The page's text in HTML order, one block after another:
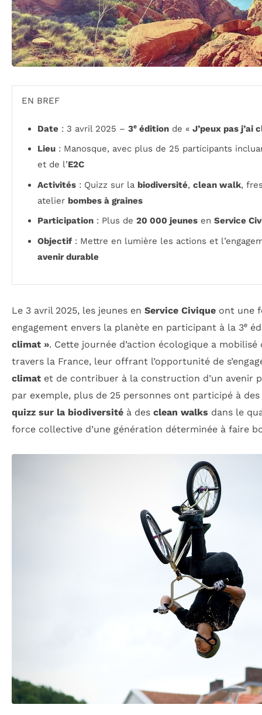
EN BREF
Date : 3 avril 2025 – 3ᵉ édition de « J’peux pas j’ai
Lieu : Manosque, avec plus de 25 participants
et de l’E2C
Activités : Quizz sur la biodiversité, clean walk,
atelier bombes à graines
Participation : Plus de 20 000 jeunes en Service
Objectif : Mettre en lumière les actions et
avenir durable
Le 3 avril 2025, les jeunes en Service Civique ont une
engagement envers la planète en participant à la 3ᵉ
climat ». Cette journée d’action écologique a mobilisé
travers la France, leur offrant l’opportunité de
climat et de contribuer à la construction d’un avenir
par exemple, plus de 25 personnes ont participé à
quizz sur la biodiversité à des clean walks dans le
force collective d’une génération déterminée à faire